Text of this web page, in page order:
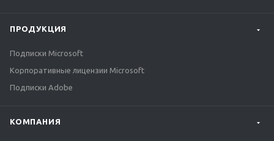
ПРОДУКЦИЯ
Подписки Microsoft
Корпоративные лицензии Microsoft
Подписки Adobe
КОМПАНИЯ